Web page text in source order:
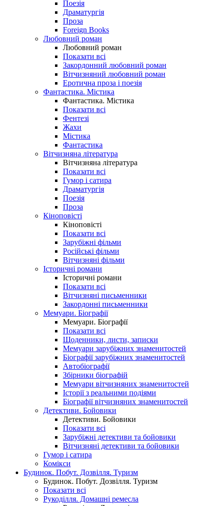
Поезія
Драматургія
Проза
Foreign Books
Любовний роман
Любовний роман
Показати всі
Закордонний любовний роман
Вітчизняний любовний роман
Еротична проза і поезія
Фантастика. Містика
Фантастика. Містика
Показати всі
Фентезі
Жахи
Містика
Фантастика
Вітчизняна література
Вітчизняна література
Показати всі
Гумор і сатира
Драматургія
Поезія
Проза
Кіноповісті
Кіноповісті
Показати всі
Зарубіжні фільми
Російські фільми
Вітчизняні фільми
Історичні романи
Історичні романи
Показати всі
Вітчизняні письменники
Закордонні письменники
Мемуари. Біографії
Мемуари. Біографії
Показати всі
Щоденники, листи, записки
Мемуари зарубіжних знаменитостей
Біографії зарубіжних знаменитостей
Автобіографії
Збірники біографій
Мемуари вітчизняних знаменитостей
Історії з реальними подіями
Біографії вітчизняних знаменитостей
Детективи. Бойовики
Детективи. Бойовики
Показати всі
Зарубіжні детективи та бойовики
Вітчизняні детективи та бойовики
Гумор і сатира
Комікси
Будинок. Побут. Дозвілля. Туризм
Будинок. Побут. Дозвілля. Туризм
Показати всі
Рукоділля. Домашні ремесла